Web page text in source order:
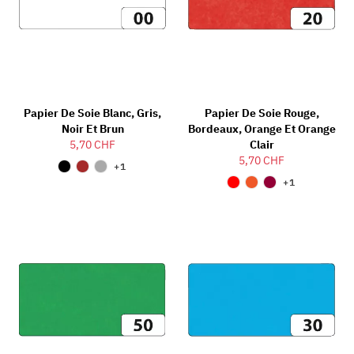
Papier De Soie Blanc, Gris,
Noir Et Brun
5,70 CHF
+1
Papier De Soie Rouge,
Bordeaux, Orange Et Orange
Clair
5,70 CHF
+1